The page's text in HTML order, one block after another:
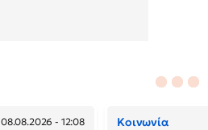
08.08.2026 - 12:08 Κοινωνία